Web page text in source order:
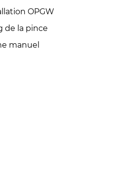
OPGW
de la pince
manuel